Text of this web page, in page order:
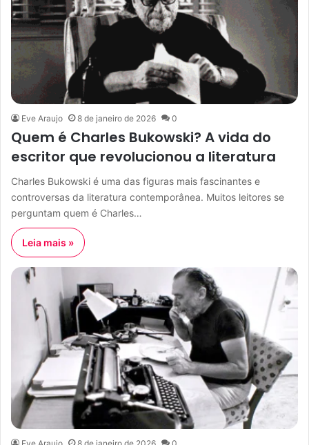
Eve Araujo 8 de janeiro de 2026 0
Quem é Charles Bukowski? A vida do
escritor que revolucionou a literatura
Charles Bukowski é uma das figuras mais fascinantes e
controversas da literatura contemporânea. Muitos leitores se
perguntam quem é Charles…
Leia mais »